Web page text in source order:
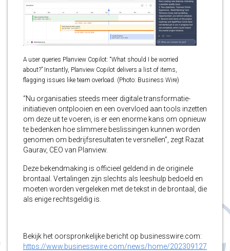
A user queries Planview Copilot: “What should I be worried
about?” Instantly, Planview Copilot delivers a list of items,
flagging issues like team overload. (Photo: Business Wire)
“Nu organisaties steeds meer digitale transformatie-
initiatieven ontplooien en een overvloed aan tools inzetten
om deze uit te voeren, is er een enorme kans om opnieuw
te bedenken hoe slimmere beslissingen kunnen worden
genomen om bedrijfsresultaten te versnellen”, zegt Razat
Gaurav, CEO van Planview.
Deze bekendmaking is officieel geldend in de originele
brontaal. Vertalingen zijn slechts als leeshulp bedoeld en
moeten worden vergeleken met de tekst in de brontaal, die
als enige rechtsgeldig is.
Bekijk het oorspronkelijke bericht op businesswire.com:
https://www.businesswire.com/news/home/202309127